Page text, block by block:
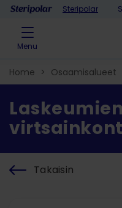
Skip to contentSteripolar
Menu
Home > Osaamisalueet
ja virtsainkontinenssin
Takaisin